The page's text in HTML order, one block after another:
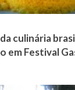
culinária
em Festival